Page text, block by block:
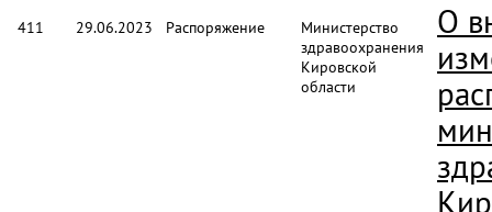
411 29.06.2023 Распоряжение
Министерство
здравоохранения
Кировской
области
О